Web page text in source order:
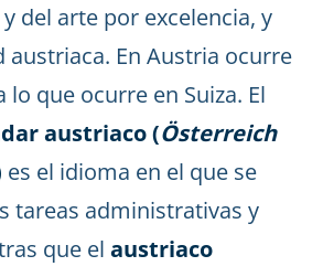
del arte por excelencia, y
austriaca. En Austria ocurre
lo que ocurre en Suiza. El
austriaco (Österreich
es el idioma en el que se
tareas administrativas y
que el austriaco